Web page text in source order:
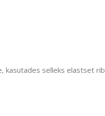
selleks elastset